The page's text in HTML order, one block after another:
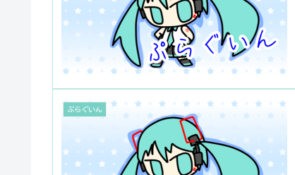
ぷらぐいん